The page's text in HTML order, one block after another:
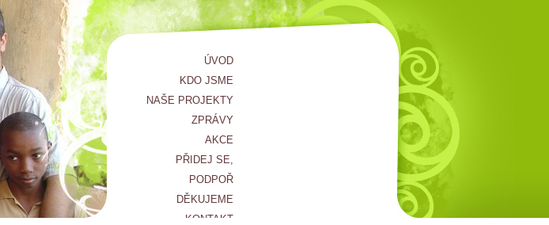
ÚVOD
KDO JSME
NAŠE PROJEKTY
ZPRÁVY
AKCE
PŘIDEJ SE,
PODPOŘ
DĚKUJEME
KONTAKT